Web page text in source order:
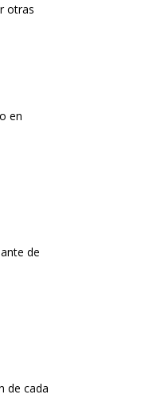
otras
en
de
de cada